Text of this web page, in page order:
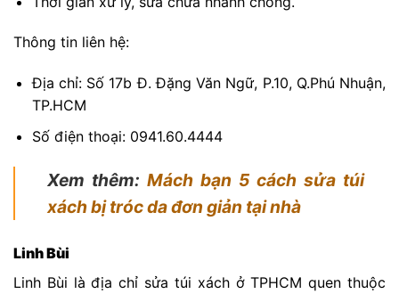
Thông tin liên hệ:
Địa chỉ: Số 17b Đ. Đặng Văn Ngữ, P.10, Q.Phú Nhuận,
TP.HCM
Số điện thoại: 0941.60.4444
Xem thêm: Mách bạn 5 cách sửa túi
xách bị tróc da đơn giản tại nhà
Linh Bùi
Linh Bùi là địa chỉ sửa túi xách ở TPHCM quen thuộc